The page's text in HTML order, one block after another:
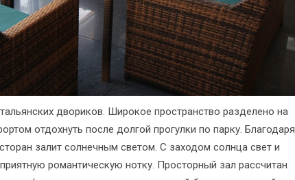
двориков. Широкое пространство разделено на
отдохнуть после долгой прогулки по парку. Благодаря
залит солнечным светом. С заходом солнца свет и
романтическую нотку. Просторный зал рассчитан